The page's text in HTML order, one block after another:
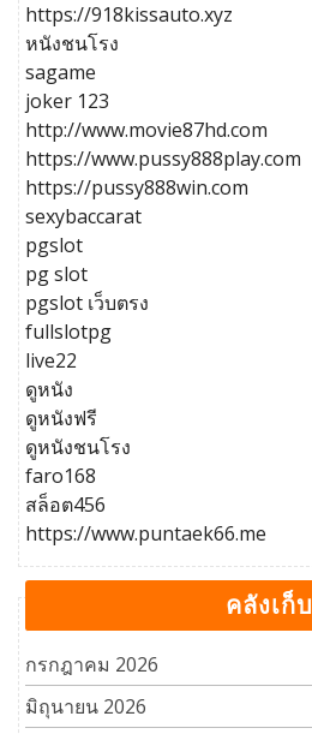
https://918kissauto.xyz
หนังชนโรง
sagame
joker 123
http://www.movie87hd.com
https://www.pussy888play.com
https://pussy888win.com
sexybaccarat
pgslot
pg slot
pgslot เว็บตรง
fullslotpg
live22
ดูหนัง
ดูหนังฟรี
ดูหนังชนโรง
faro168
สล็อต456
https://www.puntaek66.me
คลังเก็บ
กรกฎาคม 2026
มิถุนายน 2026